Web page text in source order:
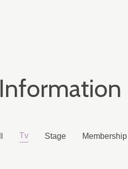
Information
Tv Stage Membership